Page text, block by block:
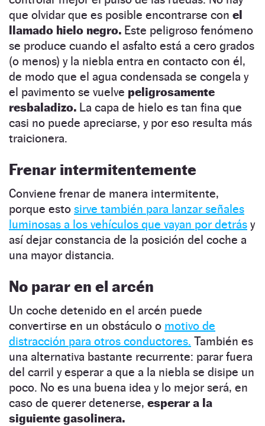
que olvidar que es posible encontrarse con el
llamado hielo negro. Este peligroso fenómeno
se produce cuando el asfalto está a cero grados
(o menos) y la niebla entra en contacto con él,
de modo que el agua condensada se congela y
el pavimento se vuelve peligrosamente
resbaladizo. La capa de hielo es tan fina que
casi no puede apreciarse, y por eso resulta más
traicionera.
Frenar intermitentemente
Conviene frenar de manera intermitente,
porque esto sirve también para lanzar señales
luminosas a los vehículos que vayan por detrás y
así dejar constancia de la posición del coche a
una mayor distancia.
No parar en el arcén
Un coche detenido en el arcén puede
convertirse en un obstáculo o motivo de
distracción para otros conductores. También es
una alternativa bastante recurrente: parar fuera
del carril y esperar a que a la niebla se disipe un
poco. No es una buena idea y lo mejor será, en
caso de querer detenerse, esperar a la
siguiente gasolinera.